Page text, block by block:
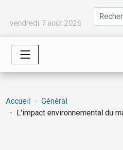
vendredi 7 août 2026
Accueil
Général
L'impact environnemental du